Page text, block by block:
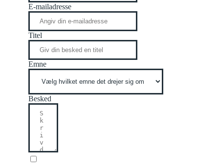
E-mailadresse
Titel
Emne
Besked